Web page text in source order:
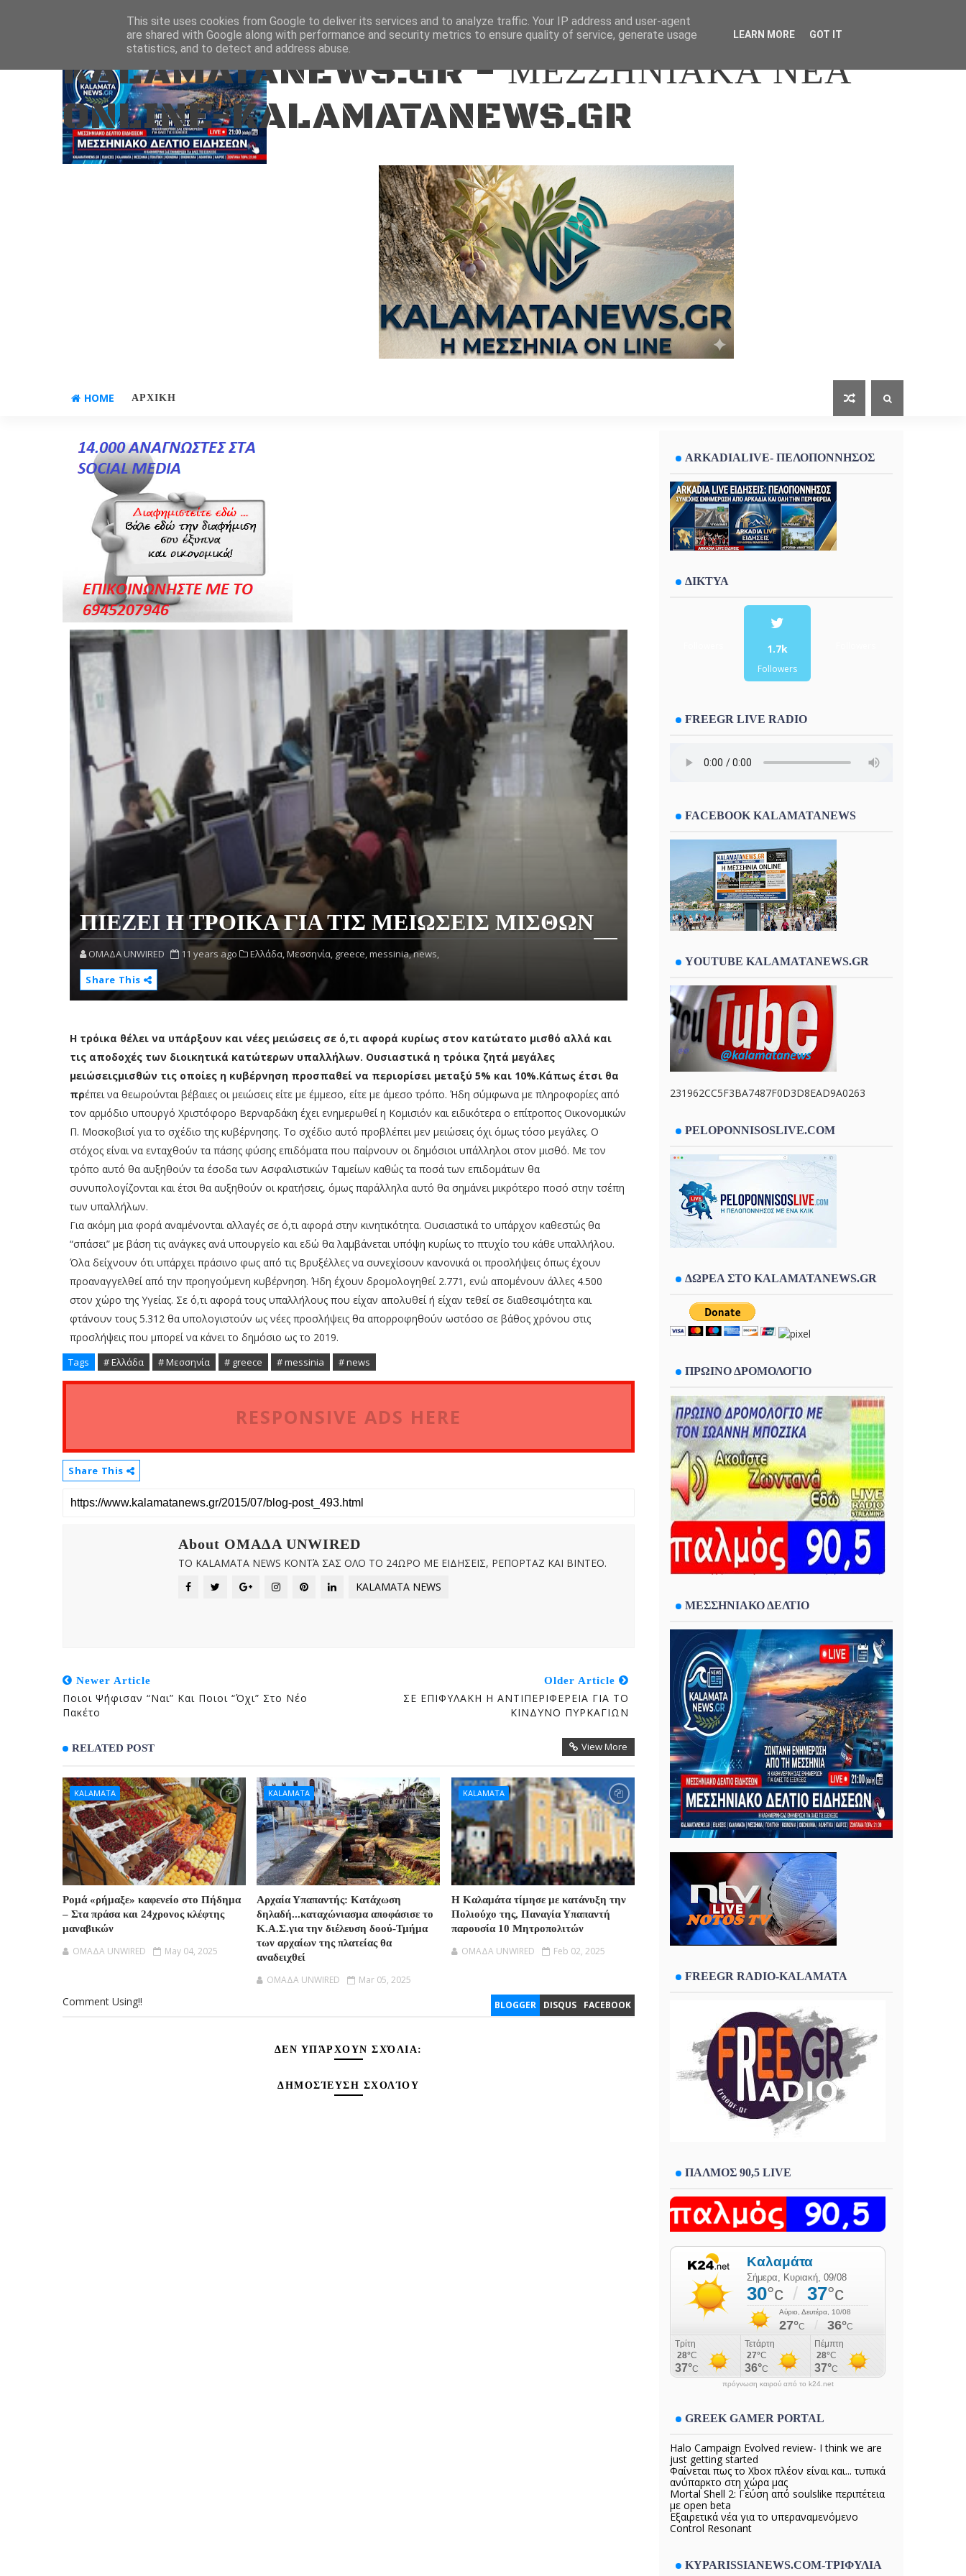
Aug 9, 2026
KALAMATANEWS.GR - ΜΕΣΣΗΝΙΑΚΑ ΝΕΑ
ONLINE-KALAMATANEWS.GR
HOME ΑΡΧΙΚΗ
ΠΙΕΖΕΙ Η ΤΡΟΙΚΑ ΓΙΑ ΤΙΣ ΜΕΙΩΣΕΙΣ ΜΙΣΘΩΝ
OMAΔΑ UNWIRED 11 years ago Ελλάδα,Μεσσηνία, greece,messinia,news,
Share This
Η τρόικα θέλει να υπάρξουν και νέες μειώσεις σε ό,τι αφορά κυρίως στον κατώτατο μισθό αλλά και
τις αποδοχές των διοικητικά κατώτερων υπαλλήλων. Ουσιαστικά η τρόικα ζητά μεγάλες
μειώσειςμισθών τις οποίες η κυβέρνηση προσπαθεί να περιορίσει μεταξύ 5% και 10%.Κάπως έτσι θα
πρέπει να θεωρούνται βέβαιες οι μειώσεις είτε με έμμεσο, είτε με άμεσο τρόπο. Ήδη σύμφωνα με πληροφορίες από
τον αρμόδιο υπουργό Χριστόφορο Βερναρδάκη έχει ενημερωθεί η Κομισιόν και ειδικότερα ο επίτροπος Οικονομικών
Π. Μοσκοβισί για το σχέδιο της κυβέρνησης. Το σχέδιο αυτό προβλέπει μεν μειώσεις όχι όμως τόσο μεγάλες. Ο
στόχος είναι να ενταχθούν τα πάσης φύσης επιδόματα που παίρνουν οι δημόσιοι υπάλληλοι στον μισθό. Με τον
τρόπο αυτό θα αυξηθούν τα έσοδα των Ασφαλιστικών Ταμείων καθώς τα ποσά των επιδομάτων θα
συνυπολογίζονται και έτσι θα αυξηθούν οι κρατήσεις, όμως παράλληλα αυτό θα σημάνει μικρότερο ποσό στην τσέπη
των υπαλλήλων.
Για ακόμη μια φορά αναμένονται αλλαγές σε ό,τι αφορά στην κινητικότητα. Ουσιαστικά το υπάρχον καθεστώς θα
“σπάσει” με βάση τις ανάγκες ανά υπουργείο και εδώ θα λαμβάνεται υπόψη κυρίως το πτυχίο του κάθε υπαλλήλου.
Όλα δείχνουν ότι υπάρχει πράσινο φως από τις Βρυξέλλες να συνεχίσουν κανονικά οι προσλήψεις όπως έχουν
προαναγγελθεί από την προηγούμενη κυβέρνηση. Ήδη έχουν δρομολογηθεί 2.771, ενώ απομένουν άλλες 4.500
στον χώρο της Υγείας. Σε ό,τι αφορά τους υπαλλήλους που είχαν απολυθεί ή είχαν τεθεί σε διαθεσιμότητα και
φτάνουν τους 5.312 θα υπολογιστούν ως νέες προσλήψεις θα απορροφηθούν ωστόσο σε βάθος χρόνου στις
προσλήψεις που μπορεί να κάνει το δημόσιο ως το 2019.
Tags # Ελλάδα # Μεσσηνία # greece # messinia # news
RESPONSIVE ADS HERE
Share This
About OMAΔΑ UNWIRED
ΤΟ KALAMATA NEWS ΚΟΝΤΆ ΣΑΣ ΟΛΟ ΤΟ 24ΩΡΟ ΜΕ ΕΙΔΗΣΕΙΣ, ΡΕΠΟΡΤΑΖ ΚΑΙ ΒΙΝΤΕΟ.
KALAMATA NEWS
Newer Article
Ποιοι Ψήφισαν “ναι” Και Ποιοι “όχι” Στο Νέο
Πακέτο
Older Article
ΣΕ ΕΠΙΦΥΛΑΚΗ Η ΑΝΤΙΠΕΡΙΦΕΡΕΙΑ ΓΙΑ ΤΟ
ΚΙΝΔΥΝΟ ΠΥΡΚΑΓΙΩΝ
RELATED POST View More
KALAMATA
Ρομά «ρήμαξε» καφενείο στο Πήδημα
– Στα πράσα και 24χρονος κλέφτης
μαναβικών
OMAΔΑ UNWIRED May 04, 2025
KALAMATA
Αρχαία Υπαπαντής: Κατάχωση
δηλαδή...καταχώνιασμα αποφάσισε το
Κ.Α.Σ.για την διέλευση δοού-Τμήμα
των αρχαίων της πλατείας θα
αναδειχθεί
OMAΔΑ UNWIRED Mar 05, 2025
KALAMATA
Η Καλαμάτα τίμησε με κατάνυξη την
Πολιούχο της, Παναγία Υπαπαντή
παρουσία 10 Μητροπολιτών
OMAΔΑ UNWIRED Feb 02, 2025
BLOGGER DISQUS FACEBOOK
Comment Using!!
ΔΕΝ ΥΠΆΡΧΟΥΝ ΣΧΌΛΙΑ:
ΔΗΜΟΣΊΕΥΣΗ ΣΧΟΛΊΟΥ
ARKADIALIVE- ΠΕΛΟΠΟΝΝΗΣΟΣ
ΔΙΚΤΥΑ
1.7k
Followers
FREEGR LIVE RADIO
FACEBOOK KALAMATANEWS
YOUTUBE KALAMATANEWS.GR
231962CC5F3BA7487F0D3D8EAD9A0263
PELOPONNISOSLIVE.COM
ΔΩΡΕΑ ΣΤΟ KALAMATANEWS.GR
ΠΡΩΙΝΟ ΔΡΟΜΟΛΟΓΙΟ
ΜΕΣΣΗΝΙΑΚΟ ΔΕΛΤΙΟ
FREEGR RADIO-KALAMATA
ΠΑΛΜΟΣ 90,5 LIVE
πρόγνωση καιρού από το k24.net
GREEK GAMER PORTAL
Halo Campaign Evolved review- I think we are
just getting started
Φαίνεται πως το Xbox πλέον είναι και... τυπικά
ανύπαρκτο στη χώρα μας
Mortal Shell 2: Γεύση από soulslike περιπέτεια
με open beta
Εξαιρετικά νέα για το υπεραναμενόμενο
Control Resonant
KYPARISSIANEWS.COM-ΤΡΙΦΥΛΙΑ
This site uses cookies from Google to deliver its services and to analyze traffic. Your IP address and user-agent
are shared with Google along with performance and security metrics to ensure quality of service, generate usage
statistics, and to detect and address abuse.
LEARN MORE GOT IT